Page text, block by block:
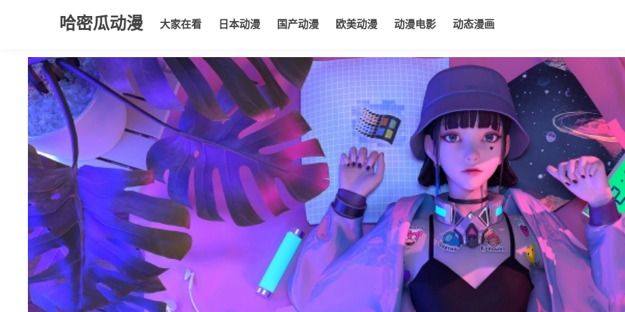
哈密瓜动漫 大家在看 日本动漫 国产动漫 欧美动漫 动漫电影 动态漫画
大家在看 日本动漫 国产动漫 欧美动漫 动漫电影 动态漫画